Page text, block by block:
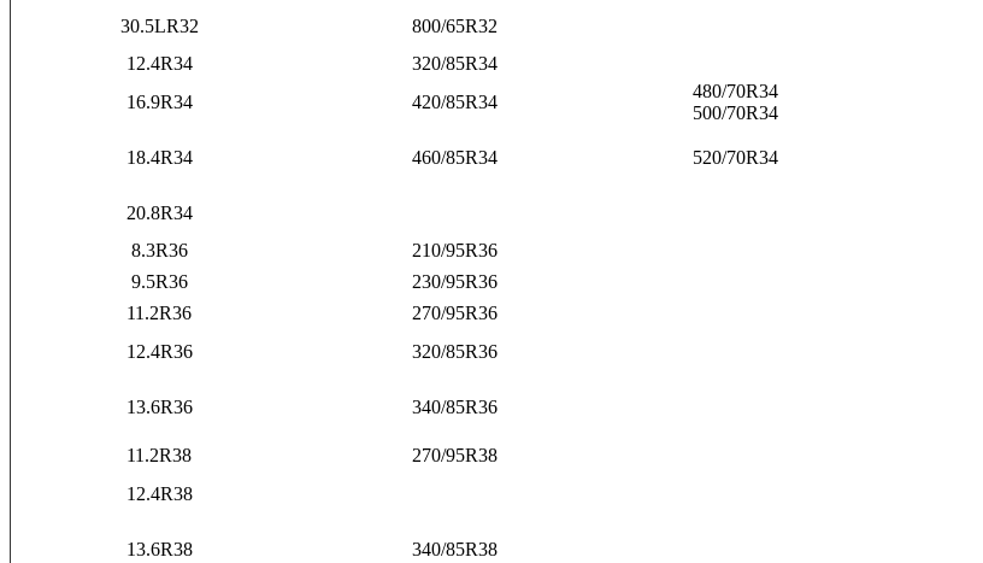
30.5LR32
800/65R32
12.4R34
320/85R34
16.9R34
420/85R34
480/70R34
500/70R34
18.4R34 460/85R34 520/70R34
20.8R34
8.3R36
210/95R36
9.5R36
230/95R36
11.2R36
270/95R36
12.4R36
320/85R36
13.6R36 340/85R36
11.2R38
270/95R38
12.4R38
13.6R38 340/85R38